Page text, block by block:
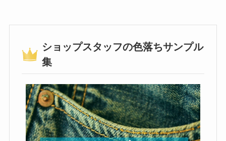
ショップスタッフの色落ちサンプル
集